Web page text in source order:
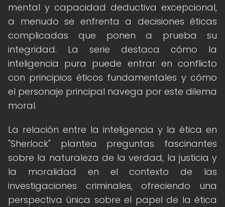
mental y capacidad deductiva excepcional,
a menudo se enfrenta a decisiones éticas
complicadas que ponen a prueba su
integridad. La serie destaca cómo la
inteligencia pura puede entrar en conflicto
con principios éticos fundamentales y cómo
el personaje principal navega por este dilema
moral.
La relación entre la inteligencia y la ética en
"Sherlock" plantea preguntas fascinantes
sobre la naturaleza de la verdad, la justicia y
la moralidad en el contexto de las
investigaciones criminales, ofreciendo una
perspectiva única sobre el papel de la ética